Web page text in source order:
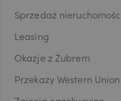
Sprzedaż
Leasing
Okazje z Żubrem
Przekazy Western Union